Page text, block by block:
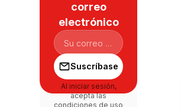
correo
electrónico
Suscríbase
Al iniciar sesión,
acepta las
condiciones de uso